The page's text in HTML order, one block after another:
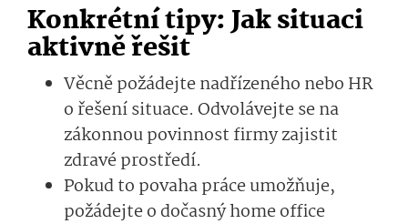
Konkrétní tipy: Jak situaci
aktivně řešit
Věcně požádejte nadřízeného nebo HR
o řešení situace. Odvolávejte se na
zákonnou povinnost firmy zajistit
zdravé prostředí.
Pokud to povaha práce umožňuje,
požádejte o dočasný home office